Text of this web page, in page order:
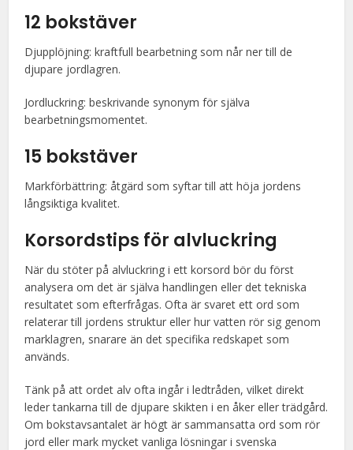
12 bokstäver
Djupplöjning: kraftfull bearbetning som når ner till de
djupare jordlagren.
Jordluckring: beskrivande synonym för själva
bearbetningsmomentet.
15 bokstäver
Markförbättring: åtgärd som syftar till att höja jordens
långsiktiga kvalitet.
Korsordstips för alvluckring
När du stöter på alvluckring i ett korsord bör du först
analysera om det är själva handlingen eller det tekniska
resultatet som efterfrågas. Ofta är svaret ett ord som
relaterar till jordens struktur eller hur vatten rör sig genom
marklagren, snarare än det specifika redskapet som
används.
Tänk på att ordet alv ofta ingår i ledtråden, vilket direkt
leder tankarna till de djupare skikten i en åker eller trädgård.
Om bokstavsantalet är högt är sammansatta ord som rör
jord eller mark mycket vanliga lösningar i svenska